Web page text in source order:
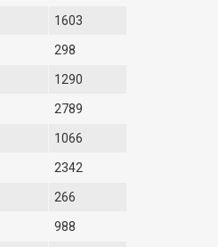
1603
298
1290
2789
1066
2342
266
988